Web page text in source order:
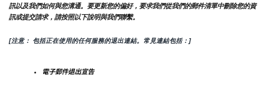
訊以及我們如何與您溝通。要更新您的偏好，要求我們從我們的郵件清單中刪除您的資
訊或提交請求，請按照以下說明與我們聯繫。
[注意： 包括正在使用的任何服務的退出連結。常見連結包括：]
電子郵件退出宣告